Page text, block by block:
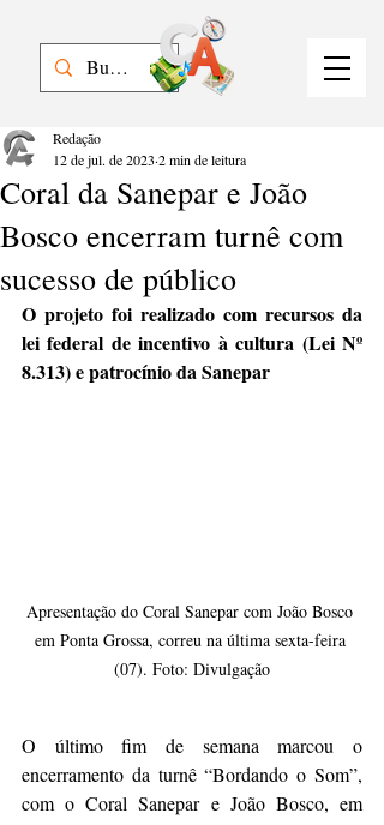
Coral da Sanepar e João
Bosco encerram turnê com
sucesso de público
Redação
12 de jul. de 2023 2 min de leitura
O projeto foi realizado com recursos da
lei federal de incentivo à cultura (Lei Nº
8.313) e patrocínio da Sanepar
Apresentação do Coral Sanepar com João Bosco
em Ponta Grossa, correu na última sexta-feira
(07). Foto: Divulgação
O último fim de semana marcou o
encerramento da turnê “Bordando o Som”,
com o Coral Sanepar e João Bosco, em